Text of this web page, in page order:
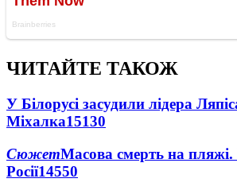
ЧИТАЙТЕ ТАКОЖ
У Білорусі засудили лідера
Міхалка15130
СюжетМасова смерть на
Росії14550